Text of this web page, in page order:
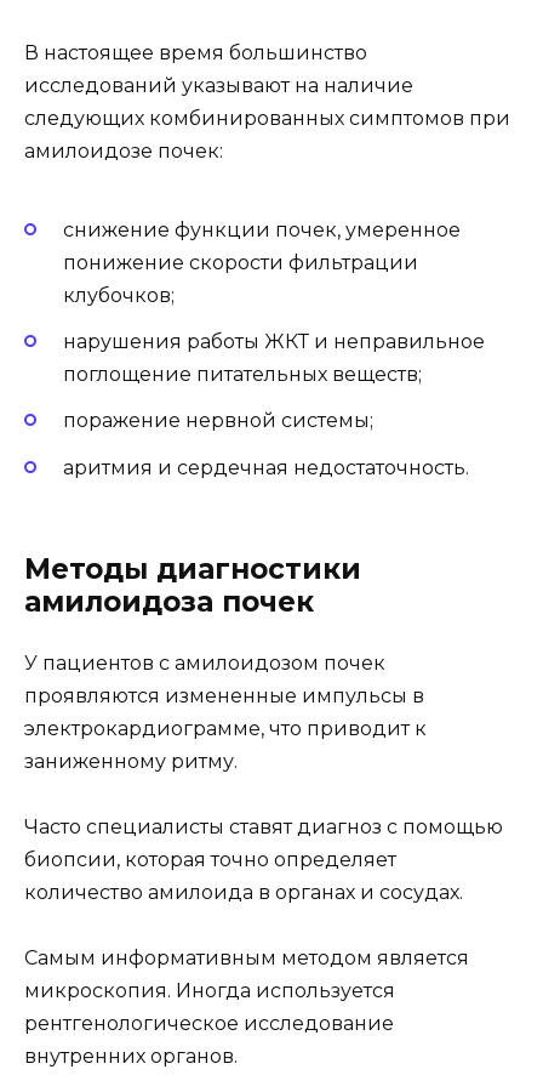
В настоящее время большинство
исследований указывают на наличие
следующих комбинированных симптомов при
амилоидозе почек:
снижение функции почек, умеренное
понижение скорости фильтрации
клубочков;
нарушения работы ЖКТ и неправильное
поглощение питательных веществ;
поражение нервной системы;
аритмия и сердечная недостаточность.
Методы диагностики
амилоидоза почек
У пациентов с амилоидозом почек
проявляются измененные импульсы в
электрокардиограмме, что приводит к
заниженному ритму.
Часто специалисты ставят диагноз с помощью
биопсии, которая точно определяет
количество амилоида в органах и сосудах.
Самым информативным методом является
микроскопия. Иногда используется
рентгенологическое исследование
внутренних органов.